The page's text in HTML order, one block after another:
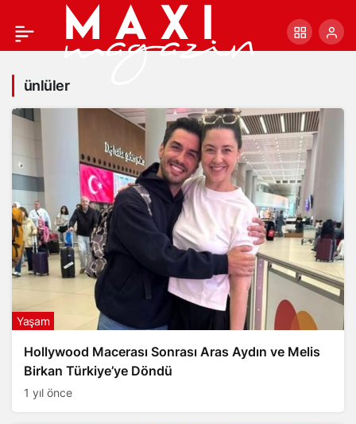
ünlüler
Hollywood Macerası Sonrası Aras Aydın ve Melis
Birkan Türkiye’ye Döndü
Yaşam
1 yıl önce